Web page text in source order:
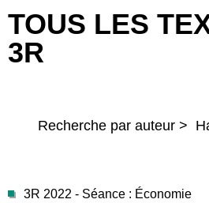
TOUS LES
3R
Recherche par auteur >
3R 2022 - Séance : Économie